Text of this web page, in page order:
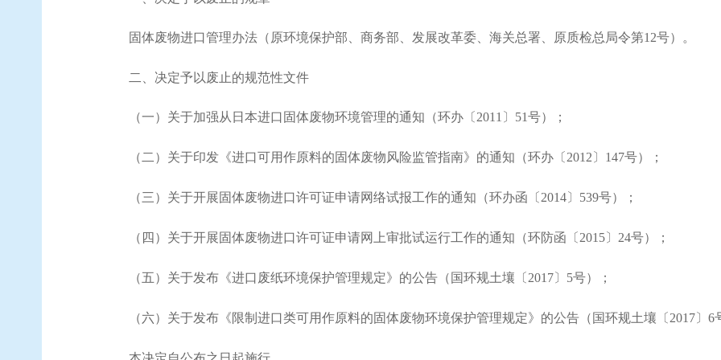
固体废物进口管理办法（原环境保护部、商务部、发展改革委、海关总署、原质检总局令第12号）。
二、决定予以废止的规范性文件
（一）关于加强从日本进口固体废物环境管理的通知（环办〔 2011〕51号）；
（二）关于印发《进口可用作原料的固体废物风险监管指南》的通知（环办〔 2012〕147号）；
（三）关于开展固体废物进口许可证申请网络试报工作的通知（环办函〔 2014〕539号）；
（四）关于开展固体废物进口许可证申请网上审批试运行工作的通知（环防函〔 2015〕24号）；
（五）关于发布《进口废纸环境保护管理规定》的公告（国环规土壤〔 2017〕5号）；
（六）关于发布《限制进口类可用作原料的固体废物环境保护管理规定》的公告（国环规土壤〔 2017〕6